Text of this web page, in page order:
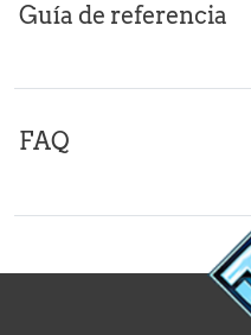
Guía de referencia
FAQ